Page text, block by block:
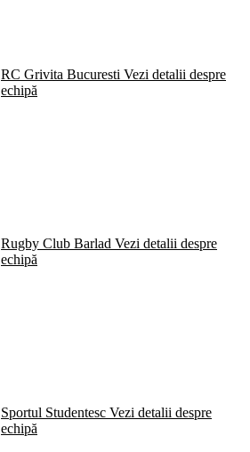
RC Grivita Bucuresti Vezi detalii despre
echipă
Rugby Club Barlad Vezi detalii despre
echipă
Sportul Studentesc Vezi detalii despre
echipă